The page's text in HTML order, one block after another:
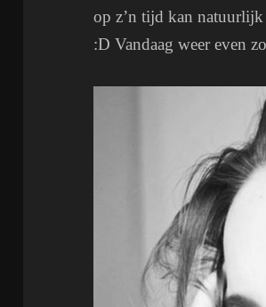
op z’n tijd kan
:D Vandaag weer even